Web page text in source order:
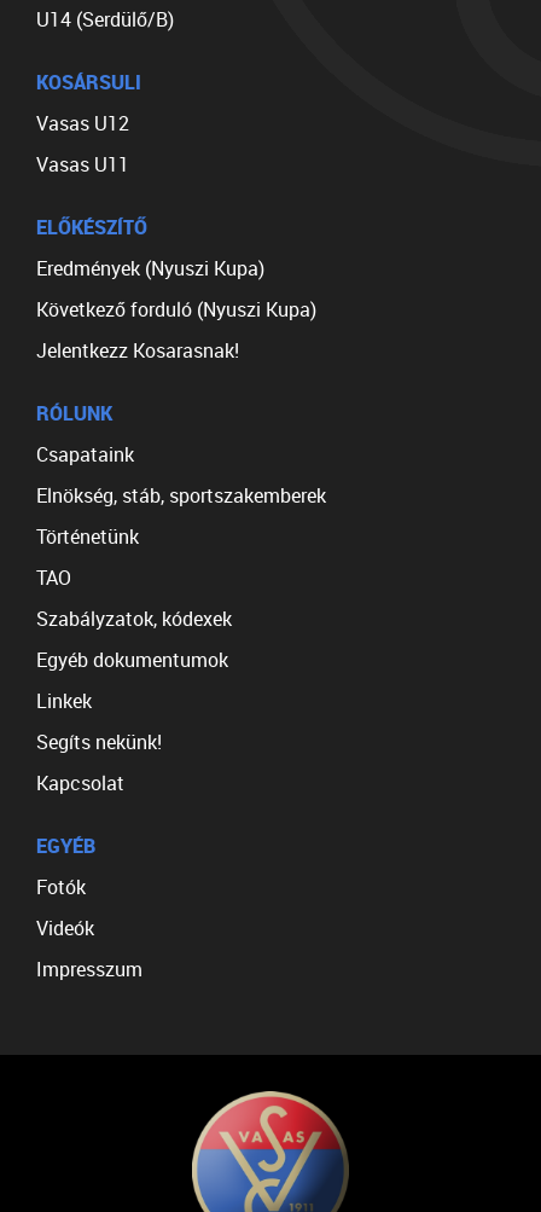
U14 (Serdülő/B)
KOSÁRSULI
Vasas U12
Vasas U11
ELŐKÉSZÍTŐ
Eredmények (Nyuszi Kupa)
Következő forduló (Nyuszi Kupa)
Jelentkezz Kosarasnak!
RÓLUNK
Csapataink
Elnökség, stáb, sportszakemberek
Történetünk
TAO
Szabályzatok, kódexek
Egyéb dokumentumok
Linkek
Segíts nekünk!
Kapcsolat
EGYÉB
Fotók
Videók
Impresszum